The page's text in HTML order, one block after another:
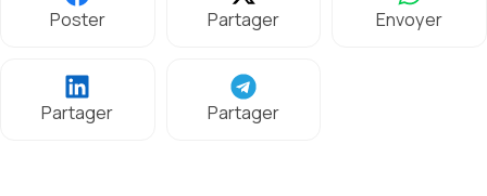
Poster Partager Envoyer
Partager Partager